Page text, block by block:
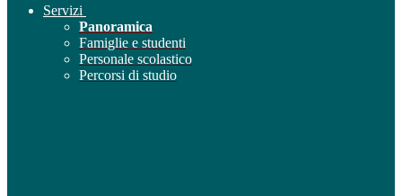
Servizi
Panoramica
Famiglie e studenti
Personale scolastico
Percorsi di studio